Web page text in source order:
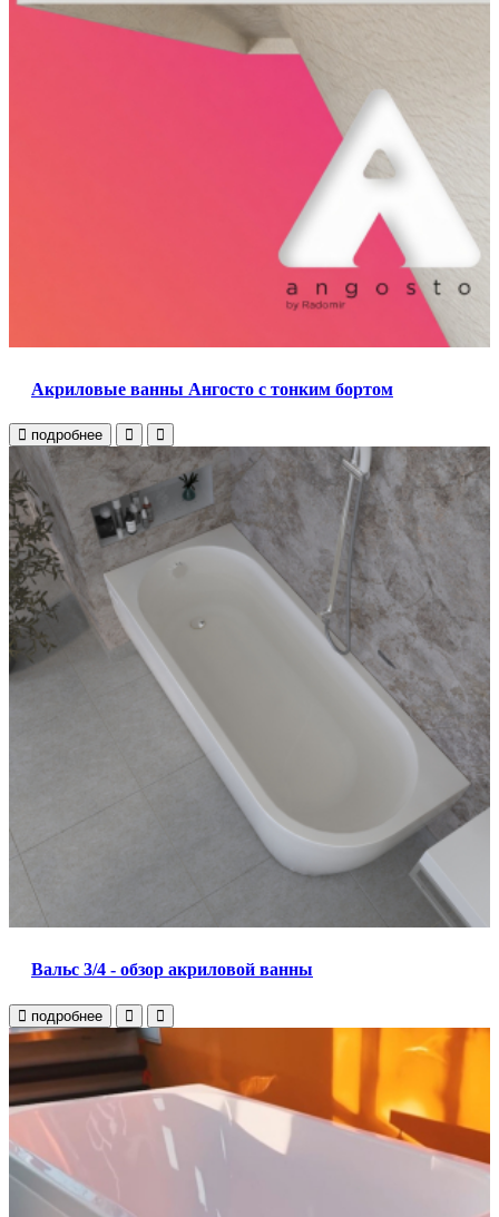
Акриловые ванны Ангосто с тонким бортом
подробнее
Вальс 3/4 - обзор акриловой ванны
подробнее